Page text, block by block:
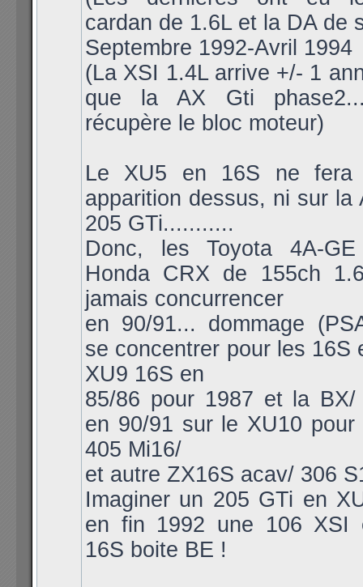
cardan de 1.6L et la DA de
Septembre 1992-Avril 1994
(La XSI 1.4L arrive +/- 1
que la AX Gti
récupère le bloc moteur)
Le XU5 en 16S ne fera
apparition dessus, ni sur la
205 GTi...........
Donc, les Toyota 4A-
Honda CRX de 155ch
jamais concurrencer
en 90/91... dommage
se concentrer pour les 16S
XU9 16S en
85/86 pour 1987 et la BX/
en 90/91 sur le XU10
405 Mi16/
et autre ZX16S acav/ 306
Imaginer un 205 GTi en
en fin 1992 une 106 XSI
16S boite BE !